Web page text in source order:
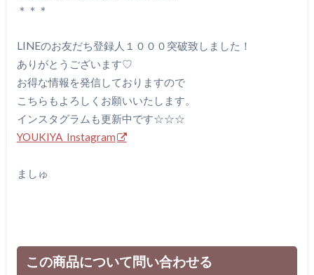
＊＊＊
LINEのお友だち登録人１０００突破致しました！
ありがとうございます♡
お得な情報を発信しておりますので
こちらもよろしくお願いいたします。
インスタグラムも更新中です☆☆☆
YOUKIYA Instagram
ましゅ
この商品について問い合わせる